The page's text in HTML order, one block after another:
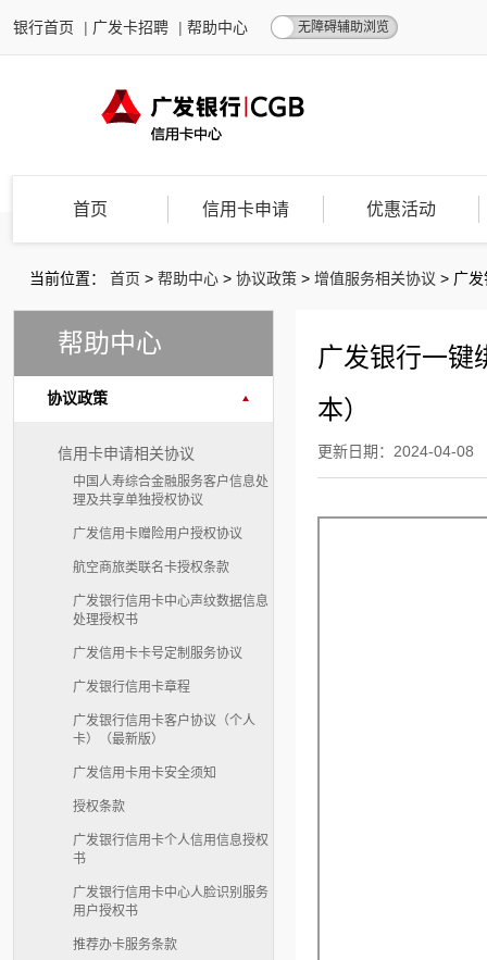
银行首页 | 广发卡招聘 | 帮助中心 无障碍辅助浏览
首页 信用卡申请 优惠活动
当前位置： 首页 > 帮助中心 > 协议政策 > 增值服务相关协议 > 广
帮助中心
协议政策
信用卡申请相关协议
中国人寿综合金融服务客户信息处
理及共享单独授权协议
广发信用卡赠险用户授权协议
航空商旅类联名卡授权条款
广发银行信用卡中心声纹数据信息
处理授权书
广发信用卡卡号定制服务协议
广发银行信用卡章程
广发银行信用卡客户协议（个人
卡）（最新版）
广发信用卡用卡安全须知
授权条款
广发银行信用卡个人信用信息授权
书
广发银行信用卡中心人脸识别服务
用户授权书
推荐办卡服务条款
广发银行一键
本）
更新日期：2024-04-08